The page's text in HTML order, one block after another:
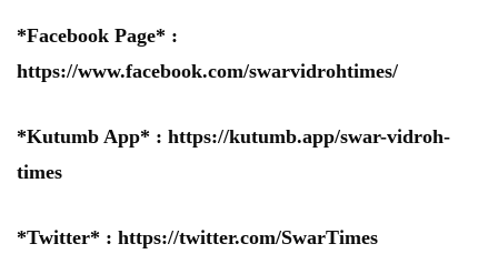
*Facebook Page* :
https://www.facebook.com/swarvidrohtimes/
*Kutumb App* : https://kutumb.app/swar-vidroh-
times
*Twitter* : https://twitter.com/SwarTimes